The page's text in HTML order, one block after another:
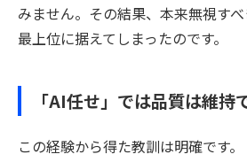
みません。その結果、本来無視す
最上位に据えてしまったのです。
「AI任せ」では品質は維持
この経験から得た教訓は明確です